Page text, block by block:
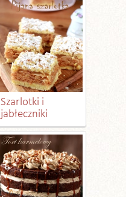
Szarlotki i
jabłeczniki